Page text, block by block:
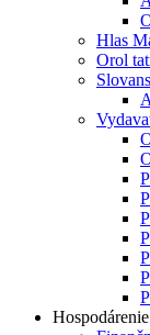
Hlas
Orol
Hospodárenie